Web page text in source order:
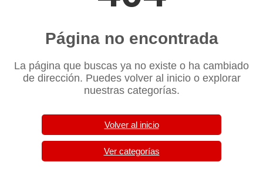
Página no encontrada
La página que buscas ya no existe o ha cambiado
de dirección. Puedes volver al inicio o explorar
nuestras categorías.
Volver al inicio
Ver categorías